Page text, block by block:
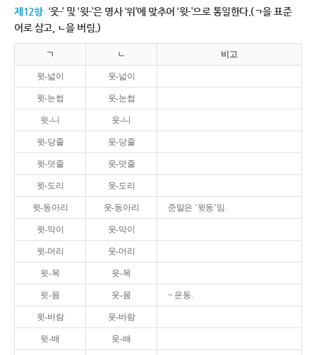
제12항 ‘웃-’ 및 ‘윗-’은 명사 ‘위’에 맞추어 ‘윗-’으로 통일한다.(ㄱ을 표준
어로 삼고, ㄴ을 버림.)
ㄱ ㄴ 비고
윗-넓이 웃-넓이
윗-눈썹 웃-눈썹
윗-니 웃-니
윗-당줄 웃-당줄
윗-덧줄 웃-덧줄
윗-도리 웃-도리
윗-동아리 웃-동아리 준말은 ‘윗동’임.
윗-막이 웃-막이
윗-머리 웃-머리
윗-목 웃-목
윗-몸 웃-몸 ~ 운동.
윗-바람 웃-바람
윗-배 웃-배